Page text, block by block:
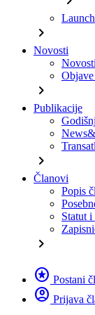
chevron_right
Novosti
Novosti
chevron_right
Publikacije
chevron_right
Članovi
Popis
Statut
chevron_right
stars Postani
account_circle Prijava